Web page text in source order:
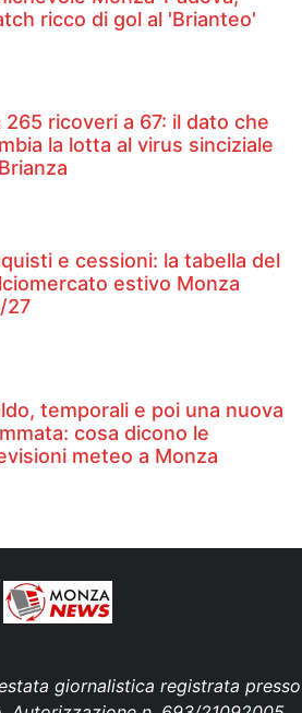
ricco di gol al 'Brianteo'
265 ricoveri a 67: il dato che
la lotta al virus sinciziale
e cessioni: la tabella del
estivo Monza
27
temporali e poi una nuova
cosa dicono le
meteo a Monza
giornalistica registrata presso